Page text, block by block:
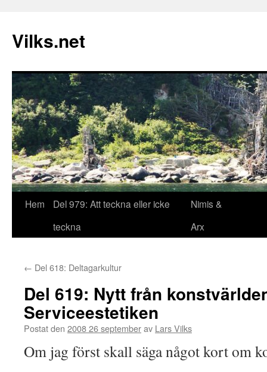
Vilks.net
Hoppa
Hem
Del 979: Att teckna eller icke
teckna
Nimis &
Arx
← Del 618: Deltagarkultur
Del 619: Nytt från
Serviceestetiken
Postat den 2008 26 septemberav Lars Vilks
Om jag först skall säga något kort om